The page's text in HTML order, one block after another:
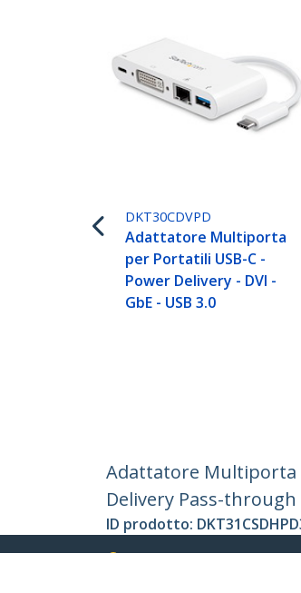
DKT30CDVPD
Adattatore Multiporta
per Portatili USB-C -
Power Delivery - DVI -
GbE - USB 3.0
Adattatore Multiporta
Delivery Pass-through
ID prodotto:
Diventa un partner